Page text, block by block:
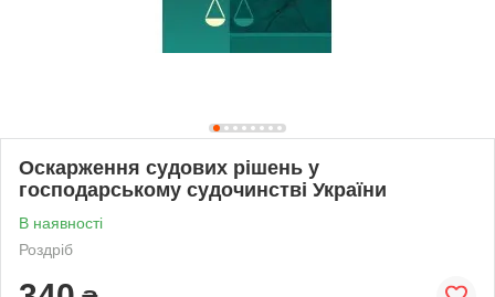
Оскарження судових рішень у
господарському судочинстві України
В наявності
Роздріб